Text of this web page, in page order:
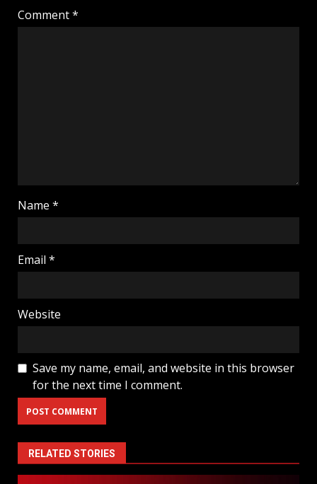
Comment*
Name *
Email *
Website
Save my name, email, and website in this browser
for the next time I comment.
RELATED STORIES